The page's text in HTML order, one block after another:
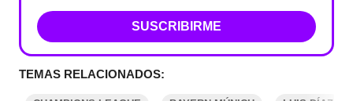
SUSCRIBIRME
TEMAS RELACIONADOS: